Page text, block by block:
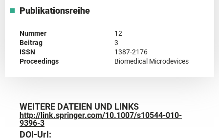
Publikationsreihe
Nummer
12
Beitrag
3
ISSN
1387-2176
Proceedings
Biomedical Microdevices
WEITERE DATEIEN UND LINKS
http://link.springer.com/10.1007/s10544-010-
9396-3
DOI-Url: